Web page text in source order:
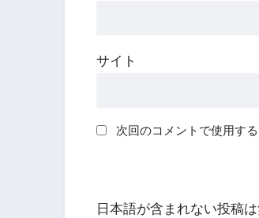
サイト
次回のコメントで使用す
日本語が含まれない投稿